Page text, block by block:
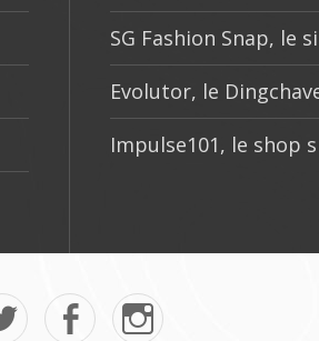
SG Fashion Snap, le
Evolutor, le
Impulse101, le shop
Mon
La
Mon